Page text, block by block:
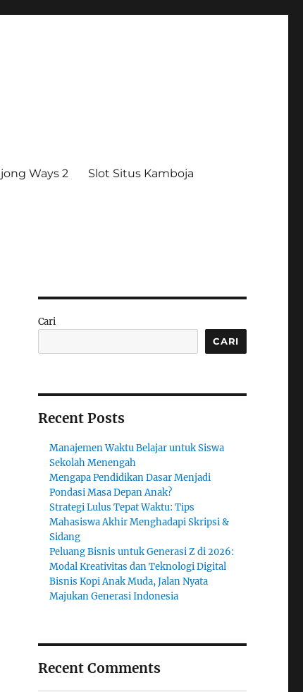
Ways 2 Slot Situs Kamboja
Cari
CARI
Recent Posts
Manajemen Waktu Belajar untuk Siswa
Sekolah Menengah
Mengapa Pendidikan Dasar Menjadi
Pondasi Masa Depan Anak?
Strategi Lulus Tepat Waktu: Tips
Mahasiswa Akhir Menghadapi Skripsi &
Sidang
Peluang Bisnis untuk Generasi Z di 2026:
Modal Kreativitas dan Teknologi Digital
Bisnis Kopi Anak Muda, Jalan Nyata
Majukan Generasi Indonesia
Recent Comments